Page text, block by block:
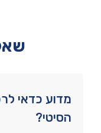
מדוע כדאי
הסיטי?